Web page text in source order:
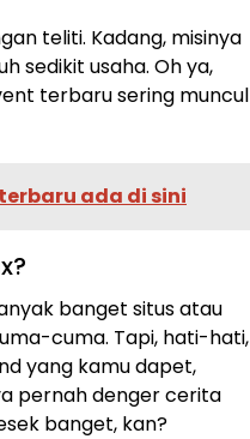
teliti. Kadang, misinya
sedikit usaha. Oh ya,
terbaru sering muncul
ada di sini
banget situs atau
cuma. Tapi, hati-hati,
yang kamu dapet,
pernah denger cerita
banget, kan?